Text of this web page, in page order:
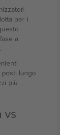
per i
a
lungo
più
vs